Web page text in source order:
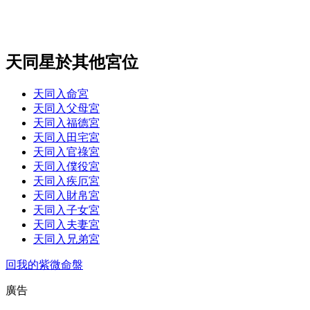
天同星於其他宮位
天同入命宮
天同入父母宮
天同入福德宮
天同入田宅宮
天同入官祿宮
天同入僕役宮
天同入疾厄宮
天同入財帛宮
天同入子女宮
天同入夫妻宮
天同入兄弟宮
回我的紫微命盤
廣告